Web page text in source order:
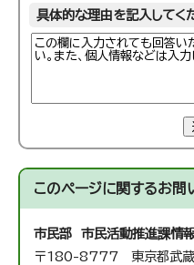
具体的な理由を記入してく
このページに関するお問
市民部 市民活動推進課情
〒180-8777 東京都武